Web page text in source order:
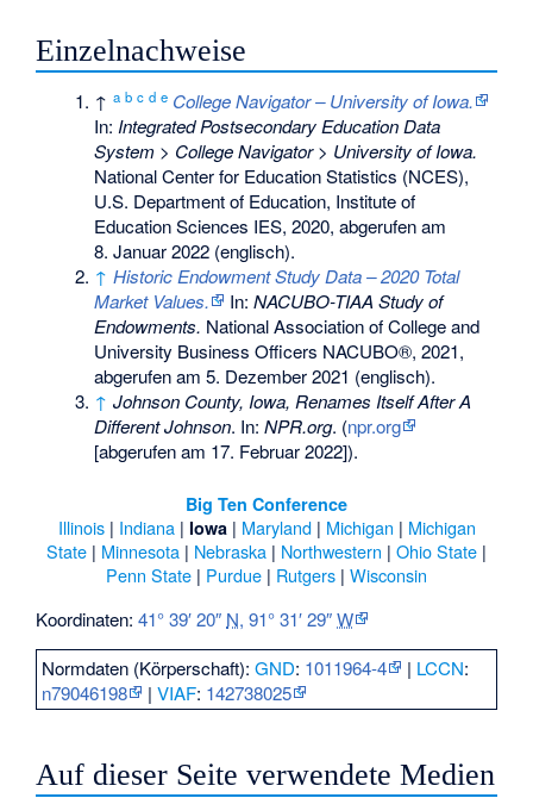
Einzelnachweise
↑a b c d e College Navigator – University of Iowa.
In:Integrated Postsecondary Education Data
System > College Navigator > University of Iowa.
National Center for Education Statistics (NCES),
U.S. Department of Education, Institute of
Education Sciences IES, 2020, abgerufen am
8. Januar 2022 (englisch).
↑ Historic Endowment Study Data – 2020 Total
Market Values.
In:NACUBO-TIAA Study of
Endowments. National Association of College and
University Business Officers NACUBO®, 2021,
abgerufen am 5. Dezember 2021 (englisch).
↑ Johnson County, Iowa, Renames Itself After A
Different Johnson. In:NPR.org. (npr.org
[abgerufen am 17. Februar 2022]).
Big Ten Conference
Illinois| Indiana| Iowa| Maryland| Michigan | Michigan
State | Minnesota | Nebraska | Northwestern | Ohio State |
Penn State | Purdue | Rutgers | Wisconsin
Koordinaten:41° 39′ 20″ N,91° 31′ 29″W
Normdaten (Körperschaft):GND: 1011964-4 | LCCN:
n79046198
|VIAF: 142738025
Auf dieser Seite verwendete Medien